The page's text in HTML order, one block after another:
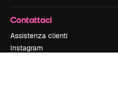
Contattaci
Assistenza clienti
Instagram